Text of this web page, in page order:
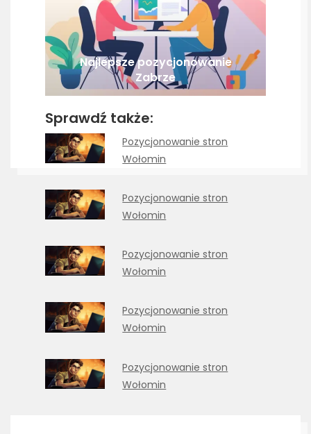
Najlepsze pozycjonowanie
Zabrze
Sprawdź także:
Pozycjonowanie stron
Wołomin
Pozycjonowanie stron
Wołomin
Pozycjonowanie stron
Wołomin
Pozycjonowanie stron
Wołomin
Pozycjonowanie stron
Wołomin